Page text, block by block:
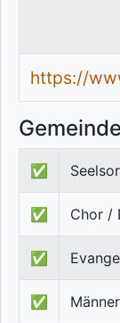
https://
✅
✅ Chor /
✅
✅